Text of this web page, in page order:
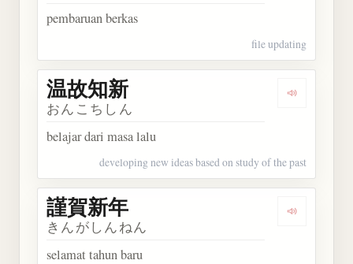
pembaruan berkas
file updating
Dengarkan
温故知新
おんこちしん
belajar dari masa lalu
developing new ideas based on study of the past
Dengarkan
謹賀新年
きんがしんねん
selamat tahun baru